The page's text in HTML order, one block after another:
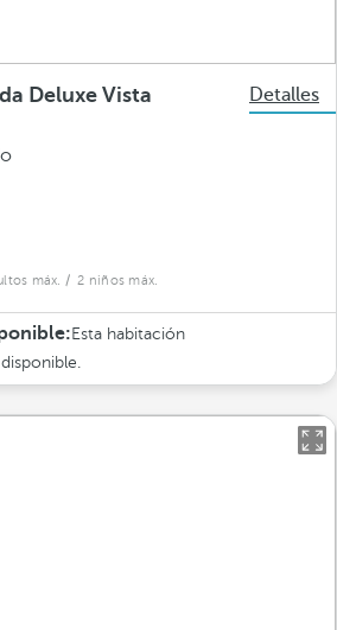
Deluxe Vista
Detalles
máx. / 2 niños máx.
Esta habitación